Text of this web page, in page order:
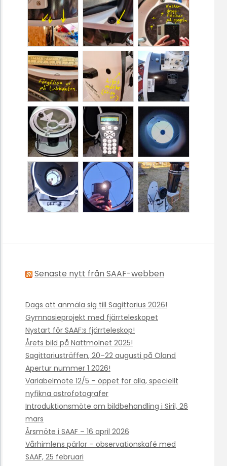
Senaste nytt från SAAF-webben
Dags att anmäla sig till Sagittarius 2026!
Gymnasieprojekt med fjärrteleskopet
Nystart för SAAF:s fjärrteleskop!
Årets bild på Nattmolnet 2025!
Sagittariusträffen, 20–22 augusti på Öland
Apertur nummer 1 2026!
Variabelmöte 12/5 – öppet för alla, speciellt
nyfikna astrofotografer
Introduktionsmöte om bildbehandling i Siril, 26
mars
Årsmöte i SAAF – 16 april 2026
Vårhimlens pärlor – observationskafé med
SAAF, 25 februari